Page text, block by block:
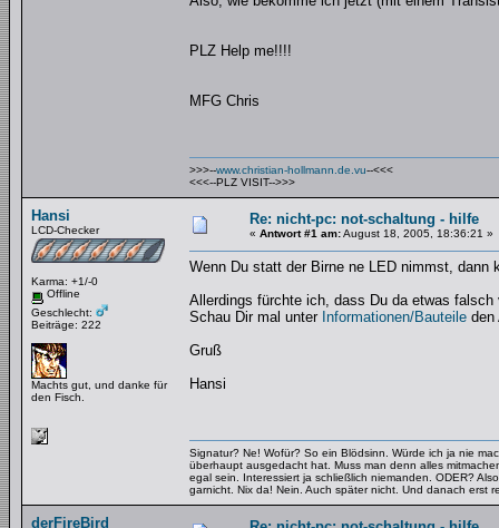
PLZ Help me!!!!
MFG Chris
>>>--www.christian-hollmann.de.vu--<<<
<<<--PLZ VISIT-->>>
Hansi
LCD-Checker
Karma: +1/-0
Offline
Geschlecht:
Beiträge: 222
Machts gut, und danke für
den Fisch.
Re: nicht-pc: not-schaltung - hilfe
« Antwort #1 am:August 18, 2005, 18:36:21 »
Wenn Du statt der Birne ne LED nimmst, dann
Allerdings fürchte ich, dass Du da etwas falsch
Schau Dir mal unter Informationen/Bauteile den
Gruß
Hansi
Signatur? Ne! Wofür? So ein Blödsinn. Würde ich ja nie
überhaupt ausgedacht hat. Muss man denn alles
egal sein. Interessiert ja schließlich niemanden. ODER?
garnicht. Nix da! Nein. Auch später nicht. Und danach erst
derFireBird